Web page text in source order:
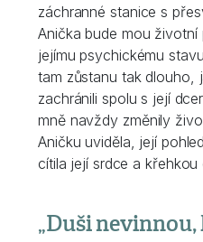
záchranné stanice s
Anička bude mou životní
jejímu psychickému
tam zůstanu tak dlouho,
zachránili spolu s její
mně navždy změnily
Aničku uviděla, její
cítila její srdce a křehkou
„Duši